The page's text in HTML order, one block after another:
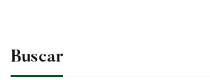
Buscar